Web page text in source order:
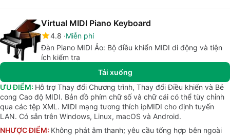
Virtual MIDI Piano Keyboard
4.8 Miễn phí
Đàn Piano MIDI Ảo: Bộ điều khiển MIDI di động và tiện
ích kiểm tra
Tải xuống
ƯU ĐIỂM: Hỗ trợ Thay đổi Chương trình, Thay đổi Điều khiển và Bẻ
cong Cao độ MIDI. Bản đồ phím chữ số và chữ cái có thể tùy chỉnh
qua các tệp XML. MIDI mạng tương thích ipMIDI cho định tuyến
LAN. Có sẵn trên Windows, Linux, macOS và Android.
NHƯỢC ĐIỂM: Không phát âm thanh; yêu cầu tổng hợp bên ngoài